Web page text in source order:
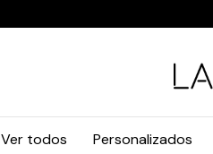
Ver todos Personalizados